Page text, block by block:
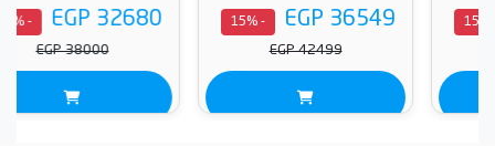
EGP 36549
- 15%
EGP 42499
EGP 32680
- 15%
EGP 38000